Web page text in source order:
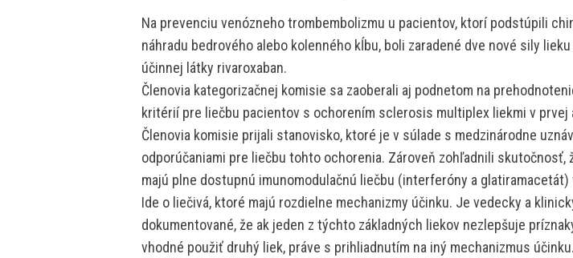
Na prevenciu venózneho trombembolizmu u pacientov, ktorí podstúpili
náhradu bedrového alebo kolenného kĺbu, boli zaradené dve nové sily
účinnej látky rivaroxaban.
Členovia kategorizačnej komisie sa zaoberali aj podnetom na
kritérií pre liečbu pacientov s ochorením sclerosis multiplex liekmi v prvej
Členovia komisie prijali stanovisko, ktoré je v súlade s medzinárodne
odporúčaniami pre liečbu tohto ochorenia. Zároveň zohľadnili skutočnosť,
majú plne dostupnú imunomodulačnú liečbu (interferóny a glatiramacetát)
Ide o liečivá, ktoré majú rozdielne mechanizmy účinku. Je vedecky a
dokumentované, že ak jeden z týchto základných liekov nezlepšuje
vhodné použiť druhý liek, práve s prihliadnutím na iný mechanizmus